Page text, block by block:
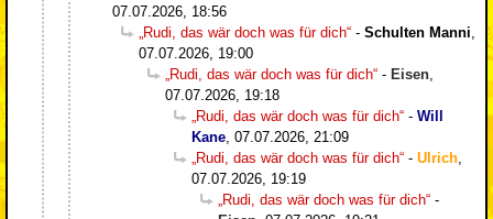
07.07.2026, 18:56
„Rudi, das wär doch was für dich“ - Schulten Manni
07.07.2026, 19:00
„Rudi, das wär doch was für dich“ - Eisen
07.07.2026, 19:18
„Rudi, das wär doch was für dich“ - Will
Kane 07.07.2026, 21:09
„Rudi, das wär doch was für dich“ - Ulrich
07.07.2026, 19:19
„Rudi, das wär doch was für dich“ -